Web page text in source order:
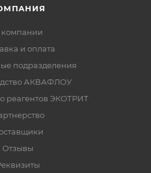
и оплата
подразделения
АКВАФЛОУ
реагентов ЭКОТРИТ
Отзывы